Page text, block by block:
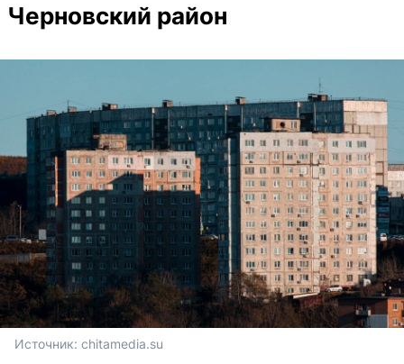
Черновский район
Источник: chitamedia.su